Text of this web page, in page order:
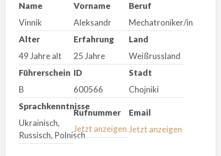
Name
Vinnik
Vorname
Aleksandr
Beruf
Mechatroniker/in
Alter
49 Jahre alt
Erfahrung
25 Jahre
Land
Weißrussland
Führerschein
B
ID
600566
Stadt
Chojniki
Sprachkenntnisse
Ukrainisch,
Russisch, Polnisch
Rufnummer
Jetzt anzeigen
Email
Jetzt anzeigen